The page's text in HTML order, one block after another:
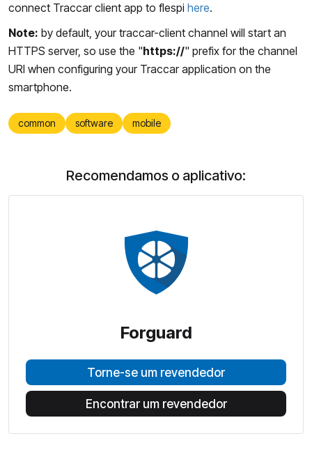
connect Traccar client app to flespi here.
Note: by default, your traccar-client channel will start an
HTTPS server, so use the "https://" prefix for the channel
URI when configuring your Traccar application on the
smartphone.
common software mobile
Recomendamos o aplicativo:
Forguard
Torne-se um revendedor
Encontrar um revendedor